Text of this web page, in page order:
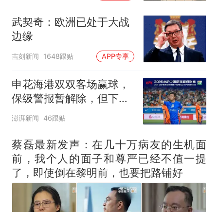
武契奇：欧洲已处于大战
边缘
吉刻新闻 1648跟贴 APP专享
申花海港双双客场赢球，
保级警报暂解除，但下一
轮才是生死战
澎湃新闻 46跟贴
蔡磊最新发声：在几十万病友的生机面
前，我个人的面子和尊严已经不值一提
了，即使倒在黎明前，也要把路铺好